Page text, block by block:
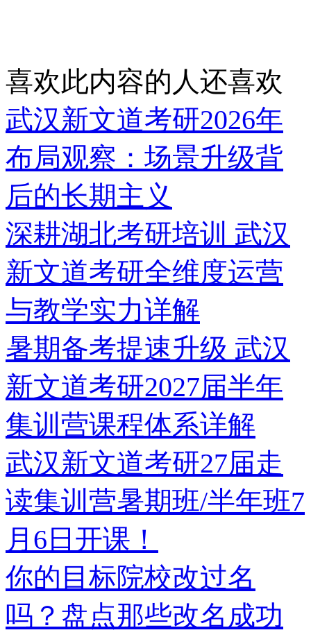
喜欢此内容的人还喜欢
武汉新文道考研2026年
布局观察：场景升级背
后的长期主义
深耕湖北考研培训 武汉
新文道考研全维度运营
与教学实力详解
暑期备考提速升级 武汉
新文道考研2027届半年
集训营课程体系详解
武汉新文道考研27届走
读集训营暑期班/半年班7
月6日开课！
你的目标院校改过名
吗？盘点那些改名成功